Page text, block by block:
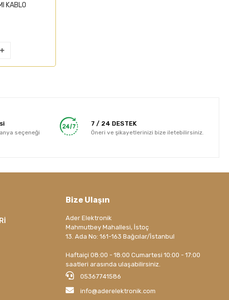
KABLO
seçeneği
7 / 24 DESTEK
Öneri ve şikayetlerinizi bize iletebilirsiniz.
Bize Ulaşın
Ader Elektronik
Mahmutbey Mahallesi, İstoç
13. Ada No: 161-163 Bağcılar/İstanbul
Haftaiçi 08:00 - 18:00 Cumartesi 10:00 - 17:00
saatleri arasında ulaşabilirsiniz.
05367741586
info@aderelektronik.com